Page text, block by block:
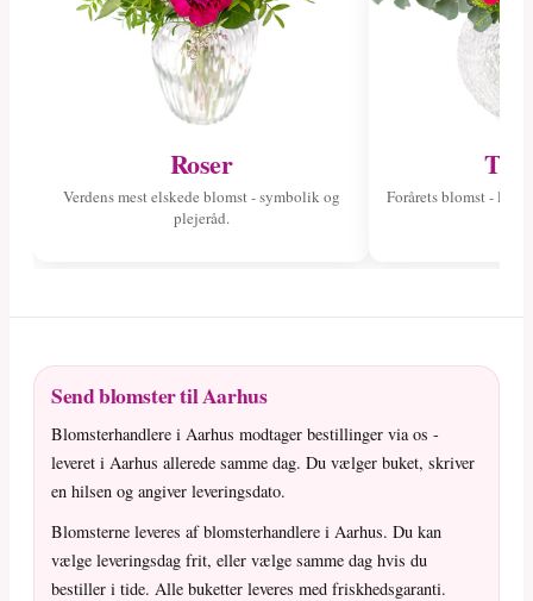
Roser
Verdens mest elskede blomst - symbolik og
plejeråd.
Forårets blomst - læs
Send blomster til Aarhus
Blomsterhandlere i Aarhus modtager bestillinger via os -
leveret i Aarhus allerede samme dag. Du vælger buket, skriver
en hilsen og angiver leveringsdato.
Blomsterne leveres af blomsterhandlere i Aarhus. Du kan
vælge leveringsdag frit, eller vælge samme dag hvis du
bestiller i tide. Alle buketter leveres med friskhedsgaranti.